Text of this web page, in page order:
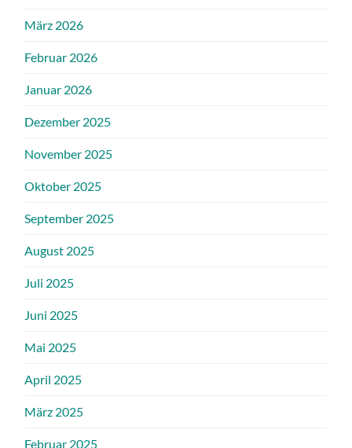
März 2026
Februar 2026
Januar 2026
Dezember 2025
November 2025
Oktober 2025
September 2025
August 2025
Juli 2025
Juni 2025
Mai 2025
April 2025
März 2025
Februar 2025